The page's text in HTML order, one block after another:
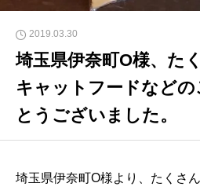
2019.03.30
埼玉県伊奈町O様、た
キャットフードなど
とうございました。
埼玉県伊奈町O様より、たくさ